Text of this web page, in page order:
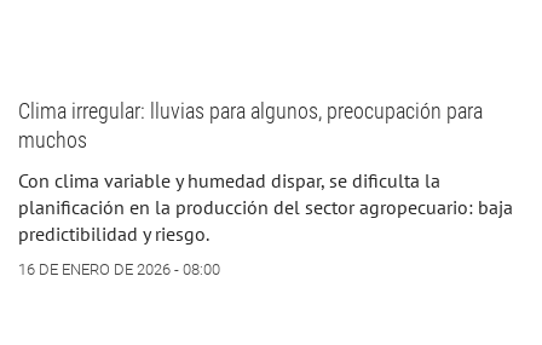
Clima irregular: lluvias para algunos, preocupación para
muchos
Con clima variable y humedad dispar, se dificulta la
planificación en la producción del sector agropecuario: baja
predictibilidad y riesgo.
16 DE ENERO DE 2026 - 08:00